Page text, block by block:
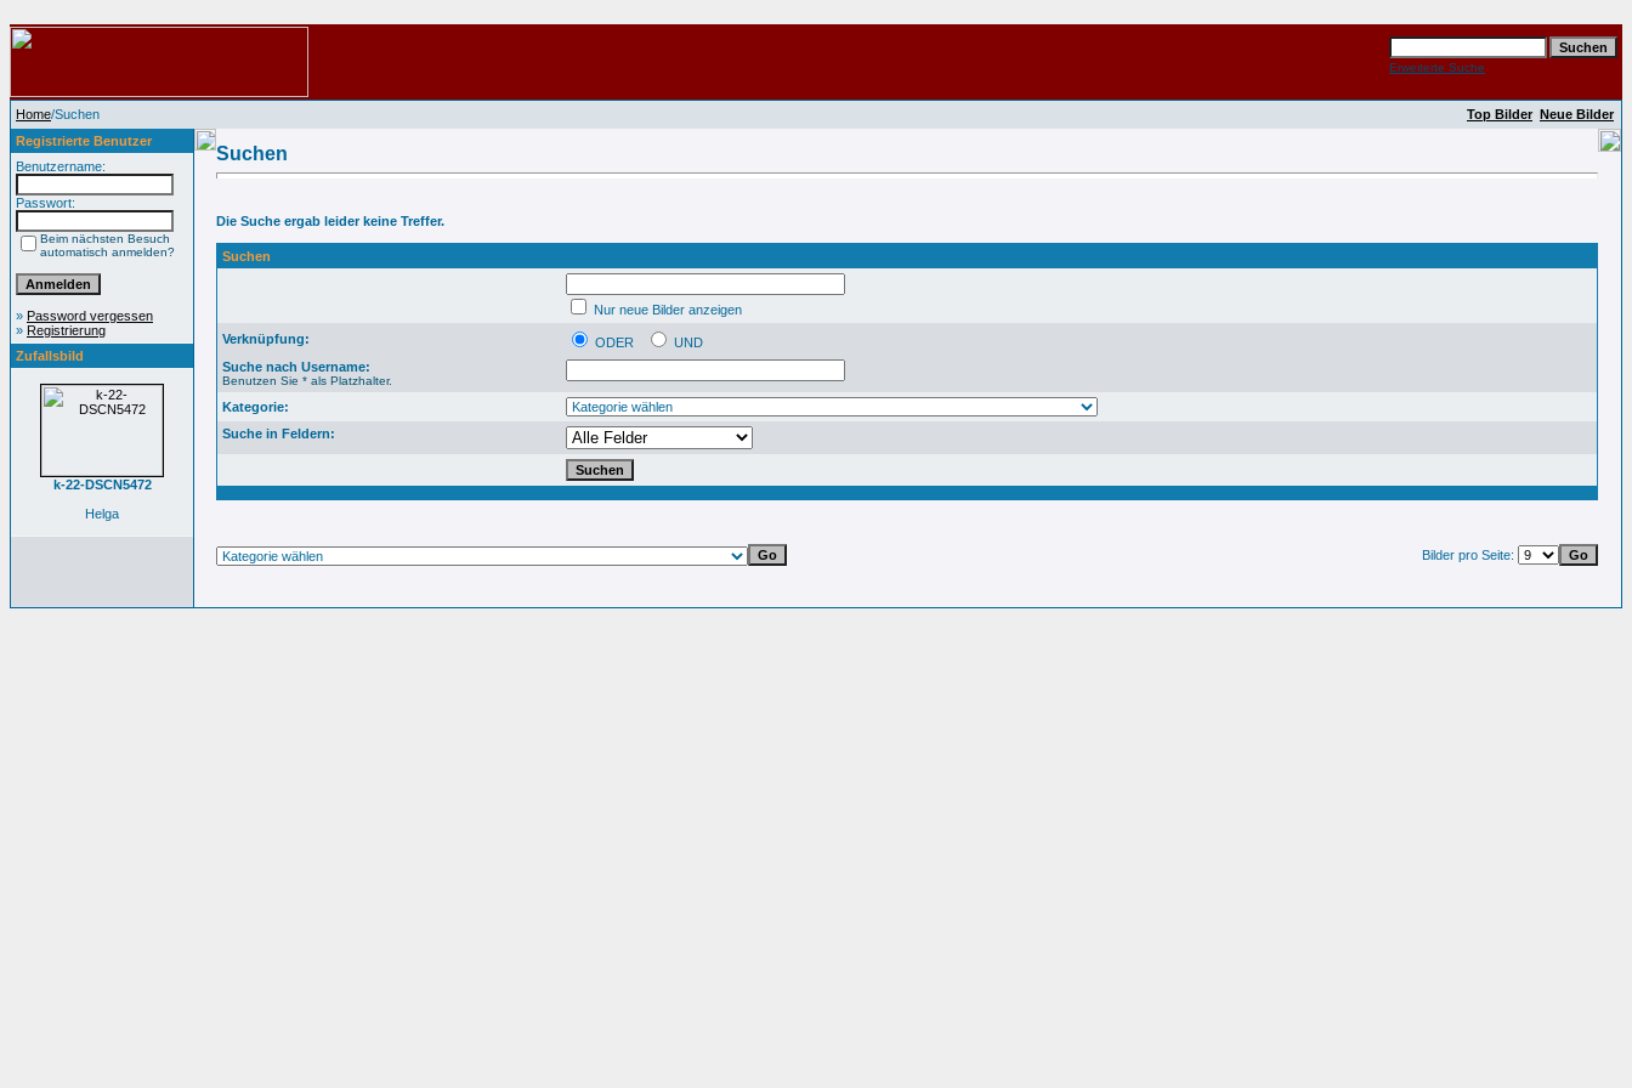
Erweiterte Suche
Home/Suchen Top Bilder Neue Bilder
Registrierte Benutzer
Benutzername:
Passwort:
Beim nächsten Besuch
automatisch anmelden?
» Password vergessen
» Registrierung
Zufallsbild
k-22-DSCN5472
Helga
Suchen
Die Suche ergab leider keine Treffer.
Suchen
Nur neue Bilder anzeigen
Verknüpfung:
ODER
UND
Suche nach Username:
Benutzen Sie * als Platzhalter.
Kategorie:
Suche in Feldern:
Bilder pro Seite: